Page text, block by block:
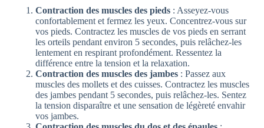
Contraction des muscles des pieds : Asseyez-vous
confortablement et fermez les yeux. Concentrez-vous sur
vos pieds. Contractez les muscles de vos pieds en serrant
les orteils pendant environ 5 secondes, puis relâchez-les
lentement en respirant profondément. Ressentez la
différence entre la tension et la relaxation.
Contraction des muscles des jambes : Passez aux
muscles des mollets et des cuisses. Contractez les muscles
des jambes pendant 5 secondes, puis relâchez-les. Sentez
la tension disparaître et une sensation de légèreté envahir
vos jambes.